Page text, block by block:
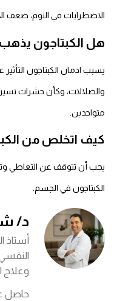
الاضطرابات في النوم، ضعف
هل الكبتاجون
يسبب ادمان الكبتاجون
والضلالات، وكأن حشرات
متواجدين.
كيف اتخلص من
يجب أن تتوقف عن التعاطي
الكبتاجون في الجسم.
د/
أستاذ
وعلاج
حاصل